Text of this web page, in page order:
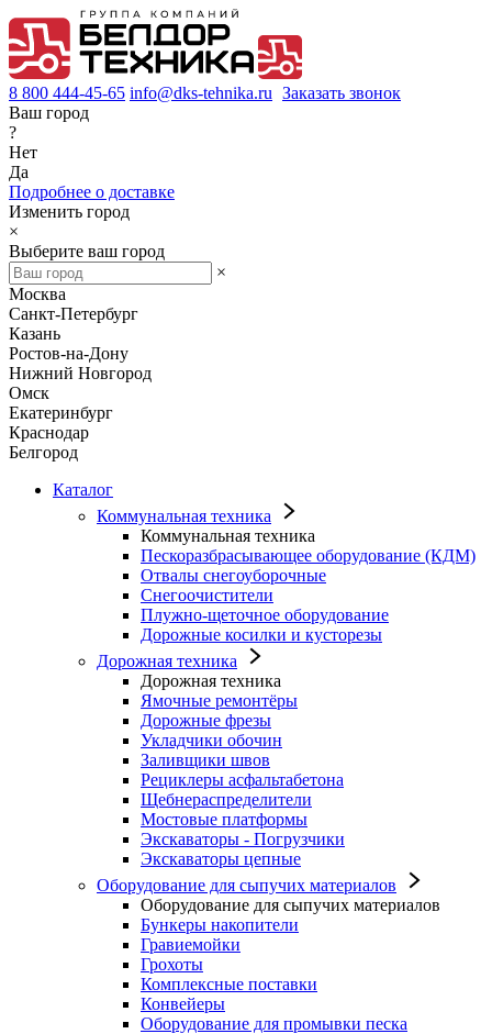
8 800 444-45-65 info@dks-tehnika.ru Заказать звонок
Ваш город
?
Нет
Да
Подробнее о доставке
Изменить город
×
Выберите ваш город
×
Москва
Санкт-Петербург
Казань
Ростов-на-Дону
Нижний Новгород
Омск
Екатеринбург
Краснодар
Белгород
Каталог
Коммунальная техника
Коммунальная техника
Пескоразбрасывающее оборудование (КДМ)
Отвалы снегоуборочные
Снегоочистители
Плужно-щеточное оборудование
Дорожные косилки и кусторезы
Дорожная техника
Дорожная техника
Ямочные ремонтёры
Дорожные фрезы
Укладчики обочин
Заливщики швов
Рециклеры асфальтабетона
Щебнераспределители
Мостовые платформы
Экскаваторы - Погрузчики
Экскаваторы цепные
Оборудование для сыпучих материалов
Оборудование для сыпучих материалов
Бункеры накопители
Гравиемойки
Грохоты
Комплексные поставки
Конвейеры
Оборудование для промывки песка